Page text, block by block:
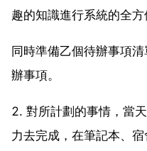
趣的知識進行系統的全方
同時準備乙個待辦事項
辦事項。
2. 對所計劃的事情，當
力去完成，在筆記本、